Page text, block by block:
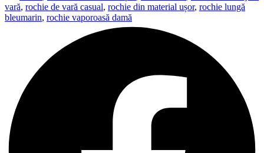
vară, rochie de vară casual, rochie din material ușor, rochie lungă
bleumarin, rochie vaporoasă damă